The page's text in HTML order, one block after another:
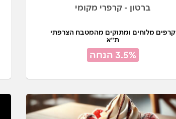
ברטון - קרפרי מקומי
קרפים מלוחים ומתוקים מהמטבח הצרפתי
ת"א
3.5% הנחה